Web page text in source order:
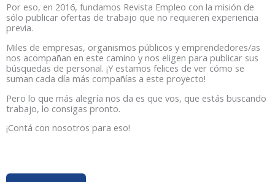
Por eso, en 2016, fundamos Revista Empleo con la misión de
sólo publicar ofertas de trabajo que no requieren experiencia
previa.
Miles de empresas, organismos públicos y emprendedores/as
nos acompañan en este camino y nos eligen para publicar sus
búsquedas de personal. ¡Y estamos felices de ver cómo se
suman cada día más compañías a este proyecto!
Pero lo que más alegría nos da es que vos, que estás buscando
trabajo, lo consigas pronto.
¡Contá con nosotros para eso!